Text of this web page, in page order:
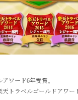
ワード6年受賞。
天トラベルゴールドアワー